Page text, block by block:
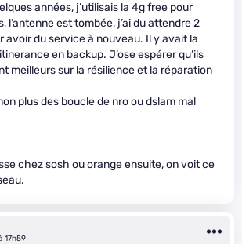
années, j’utilisais la 4g free pour
l’antenne est tombée, j’ai du attendre 2
avoir du service à nouveau. Il y avait la
en backup. J’ose espérer qu’ils
meilleurs sur la résilience et la réparation
plus des boucle de nro ou dslam mal
chez sosh ou orange ensuite, on voit ce
17h59